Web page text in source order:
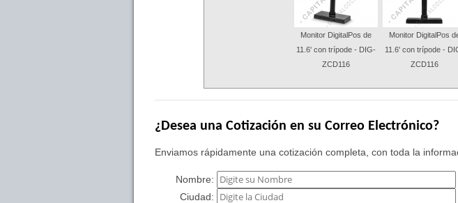
Monitor DigitalPos de
11.6' con trípode - DIG-
ZCD116
Monitor DigitalPos
11.6' con trípode -
ZCD116
¿Desea una Cotización en su Correo Electrónico?
Enviamos rápidamente una cotización completa, con toda la
Nombre:
Ciudad: